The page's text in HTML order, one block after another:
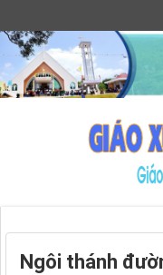
Ngôi thánh